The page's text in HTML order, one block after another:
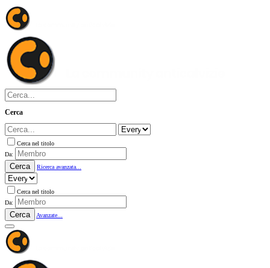
Cerca
Cerca nel titolo
Da:
Cerca Ricerca avanzata...
Cerca nel titolo
Da:
Cerca Avanzate...